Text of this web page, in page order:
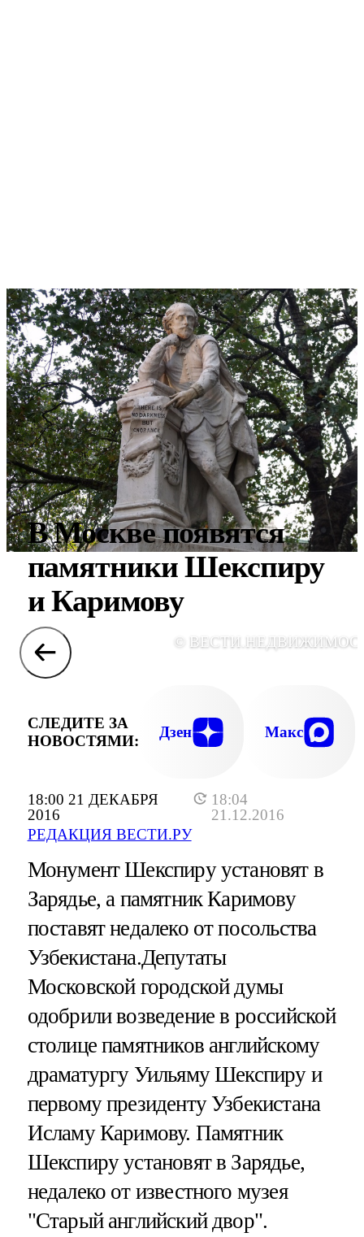
18:00 21 ДЕКАБРЯ
2016
18:04
21.12.2016
РЕДАКЦИЯ ВЕСТИ.РУ
В Москве появятся
памятники Шекспиру
и Каримову
©
СЛЕДИТЕ ЗА
НОВОСТЯМИ:
Дзен Макс
Монумент Шекспиру установят в
Зарядье, а памятник Каримову
поставят недалеко от посольства
Узбекистана.Депутаты
Московской городской думы
одобрили возведение в российской
столице памятников английскому
драматургу Уильяму Шекспиру и
первому президенту Узбекистана
Исламу Каримову. Памятник
Шекспиру установят в Зарядье,
недалеко от известного музея
"Старый английский двор".